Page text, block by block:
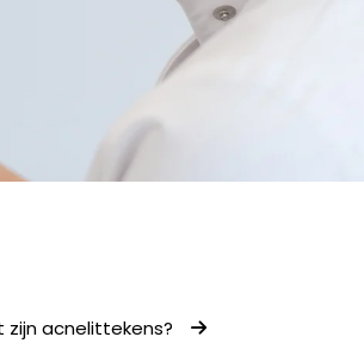
zijn acnelittekens?